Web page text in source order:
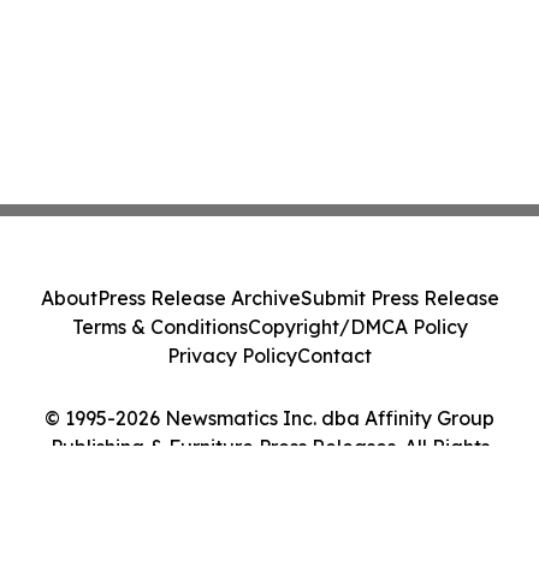
© 1995-2026 Newsmatics Inc. dba Affinity Group
Publishing & Furniture Press Releases. All Rights
AboutPress Release ArchiveSubmit Press Release
Terms & ConditionsCopyright/DMCA Policy
Privacy PolicyContact